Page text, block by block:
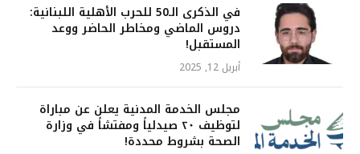
في الذكرى الـ50 للحرب الأهلية اللبنانية:
دروس الماضي ومخاطر الحاضر ووعد
المستقبل!
أبريل 12, 2025
مجلس الخدمة المدنية يعلن عن مباراة
لتوظيف ٢٠ صيدلياً ومفتشاً في وزارة
الصحة بشروط محددة!